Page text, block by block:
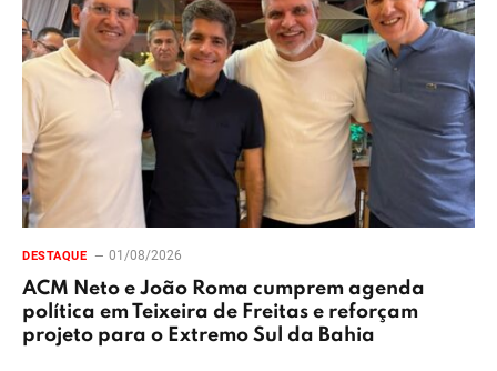
DESTAQUE 01/08/2026
ACM Neto e João Roma cumprem agenda
política em Teixeira de Freitas e reforçam
projeto para o Extremo Sul da Bahia